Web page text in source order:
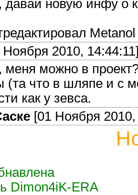
, давай новую инфу о
Metanol
Ноября 2010,
, меня можно в
(та что в шляпе и с
как у зевса.
[01 Ноября
Dimon4iK-ERA